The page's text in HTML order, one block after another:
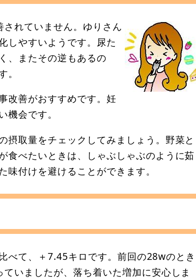
れていません。ゆりさん
しやすいようです。尿た
、またその逆もあるの
改善がおすすめです。妊
会です。
摂取量をチェックしてみましょう。野菜と
食べたいときは、しゃぶしゃぶのように茹
付けを避けることができます。
べて、＋7.45キロです。前回の28wのとき
いましたが、落ち着いた増加に安心しま